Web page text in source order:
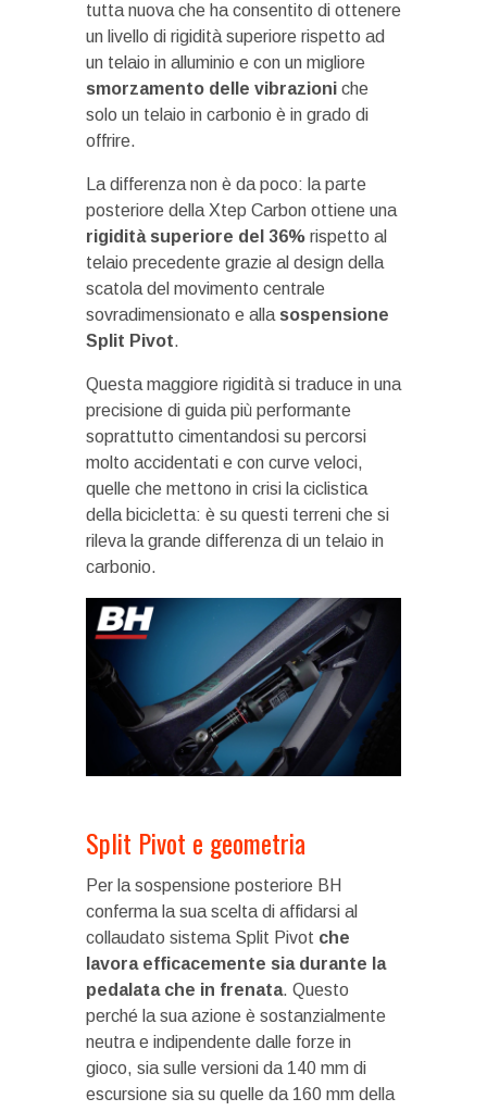
tutta nuova che ha consentito di ottenere
un livello di rigidità superiore rispetto ad
un telaio in alluminio e con un migliore
smorzamento delle vibrazioni che
solo un telaio in carbonio è in grado di
offrire.
La differenza non è da poco: la parte
posteriore della Xtep Carbon ottiene una
rigidità superiore del 36% rispetto al
telaio precedente grazie al design della
scatola del movimento centrale
sovradimensionato e alla sospensione
Split Pivot.
Questa maggiore rigidità si traduce in una
precisione di guida più performante
soprattutto cimentandosi su percorsi
molto accidentati e con curve veloci,
quelle che mettono in crisi la ciclistica
della bicicletta: è su questi terreni che si
rileva la grande differenza di un telaio in
carbonio.
Split Pivot e geometria
Per la sospensione posteriore BH
conferma la sua scelta di affidarsi al
collaudato sistema Split Pivot che
lavora efficacemente sia durante la
pedalata che in frenata. Questo
perché la sua azione è sostanzialmente
neutra e indipendente dalle forze in
gioco, sia sulle versioni da 140 mm di
escursione sia su quelle da 160 mm della